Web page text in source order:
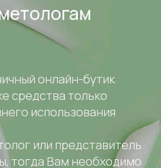
онлайн-бутик
средства только
использования
или представитель
тогда Вам необходимо